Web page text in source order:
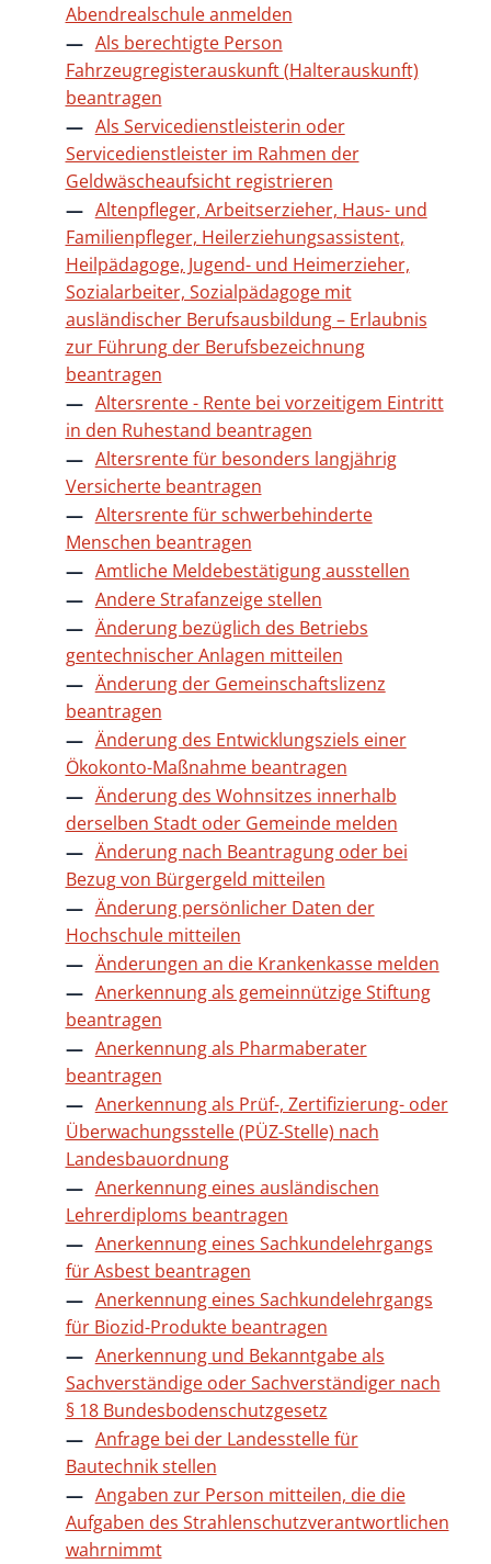
Abendrealschule anmelden
Als berechtigte Person
Fahrzeugregisterauskunft (Halterauskunft)
beantragen
Als Servicedienstleisterin oder
Servicedienstleister im Rahmen der
Geldwäscheaufsicht registrieren
Altenpfleger, Arbeitserzieher, Haus- und
Familienpfleger, Heilerziehungsassistent,
Heilpädagoge, Jugend- und Heimerzieher,
Sozialarbeiter, Sozialpädagoge mit
ausländischer Berufsausbildung – Erlaubnis
zur Führung der Berufsbezeichnung
beantragen
Altersrente - Rente bei vorzeitigem Eintritt
in den Ruhestand beantragen
Altersrente für besonders langjährig
Versicherte beantragen
Altersrente für schwerbehinderte
Menschen beantragen
Amtliche Meldebestätigung ausstellen
Andere Strafanzeige stellen
Änderung bezüglich des Betriebs
gentechnischer Anlagen mitteilen
Änderung der Gemeinschaftslizenz
beantragen
Änderung des Entwicklungsziels einer
Ökokonto-Maßnahme beantragen
Änderung des Wohnsitzes innerhalb
derselben Stadt oder Gemeinde melden
Änderung nach Beantragung oder bei
Bezug von Bürgergeld mitteilen
Änderung persönlicher Daten der
Hochschule mitteilen
Änderungen an die Krankenkasse melden
Anerkennung als gemeinnützige Stiftung
beantragen
Anerkennung als Pharmaberater
beantragen
Anerkennung als Prüf-, Zertifizierung- oder
Überwachungsstelle (PÜZ-Stelle) nach
Landesbauordnung
Anerkennung eines ausländischen
Lehrerdiploms beantragen
Anerkennung eines Sachkundelehrgangs
für Asbest beantragen
Anerkennung eines Sachkundelehrgangs
für Biozid-Produkte beantragen
Anerkennung und Bekanntgabe als
Sachverständige oder Sachverständiger nach
§ 18 Bundesbodenschutzgesetz
Anfrage bei der Landesstelle für
Bautechnik stellen
Angaben zur Person mitteilen, die die
Aufgaben des Strahlenschutzverantwortlichen
wahrnimmt